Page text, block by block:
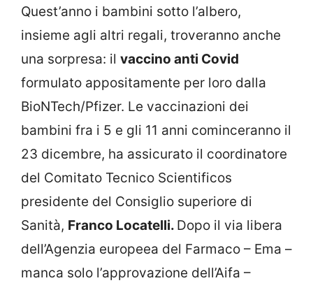
Quest’anno i bambini sotto l’albero,
insieme agli altri regali, troveranno anche
una sorpresa: il vaccino anti Covid
formulato appositamente per loro dalla
BioNTech/Pfizer. Le vaccinazioni dei
bambini fra i 5 e gli 11 anni cominceranno il
23 dicembre, ha assicurato il coordinatore
del Comitato Tecnico Scientificos
presidente del Consiglio superiore di
Sanità, Franco Locatelli. Dopo il via libera
dell’Agenzia europeea del Farmaco – Ema –
manca solo l’approvazione dell’Aifa –